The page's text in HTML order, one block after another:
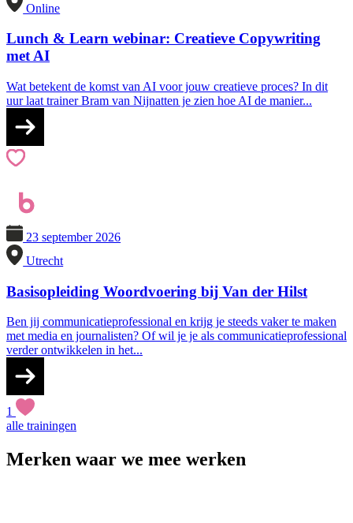
Online
Lunch & Learn webinar: Creatieve Copywriting
met AI
Wat betekent de komst van AI voor jouw creatieve proces? In dit
uur laat trainer Bram van Nijnatten je zien hoe AI de manier...
23 september 2026
Utrecht
Basisopleiding Woordvoering bij Van der Hilst
Ben jij communicatieprofessional en krijg je steeds vaker te maken
met media en journalisten? Of wil je je als communicatieprofessional
verder ontwikkelen in het...
1
alle trainingen
Merken waar we mee werken